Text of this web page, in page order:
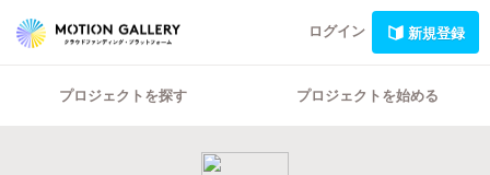
ログイン 新規登録
プロジェクトを探す プロジェクトを始める